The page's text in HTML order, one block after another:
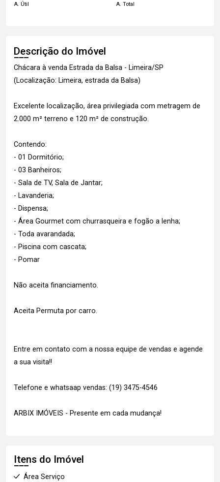
A. Útil A. Total
Descrição do Imóvel
Chácara à venda Estrada da Balsa - Limeira/SP
(Localização: Limeira, estrada da Balsa)
Excelente localização, área privilegiada com metragem de
2.000 m² terreno e 120 m² de construção.
Contendo:
- 01 Dormitório;
- 03 Banheiros;
- Sala de TV, Sala de Jantar;
- Lavanderia;
- Dispensa;
- Área Gourmet com churrasqueira e fogão a lenha;
- Toda avarandada;
- Piscina com cascata;
- Pomar
Não aceita financiamento.
Aceita Permuta por carro.
Entre em contato com a nossa equipe de vendas e agende
a sua visita!!
Telefone e whatsaap vendas: (19) 3475-4546
ARBIX IMÓVEIS - Presente em cada mudança!
Itens do Imóvel
Área Serviço